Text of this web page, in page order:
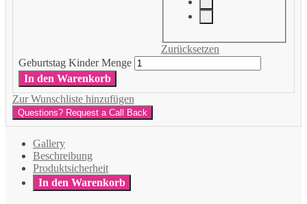
Zurücksetzen
Geburtstag Kinder Menge
In den Warenkorb
Zur Wunschliste hinzufügen
Questions? Request a Call Back
Gallery
Beschreibung
Produktsicherheit
In den Warenkorb